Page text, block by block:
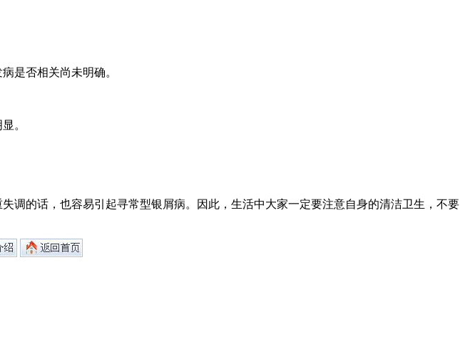
是否相关尚未明确。
。
调的话，也容易引起寻常型银屑病。因此，生活中大家一定要注意自身的清洁卫生，不要